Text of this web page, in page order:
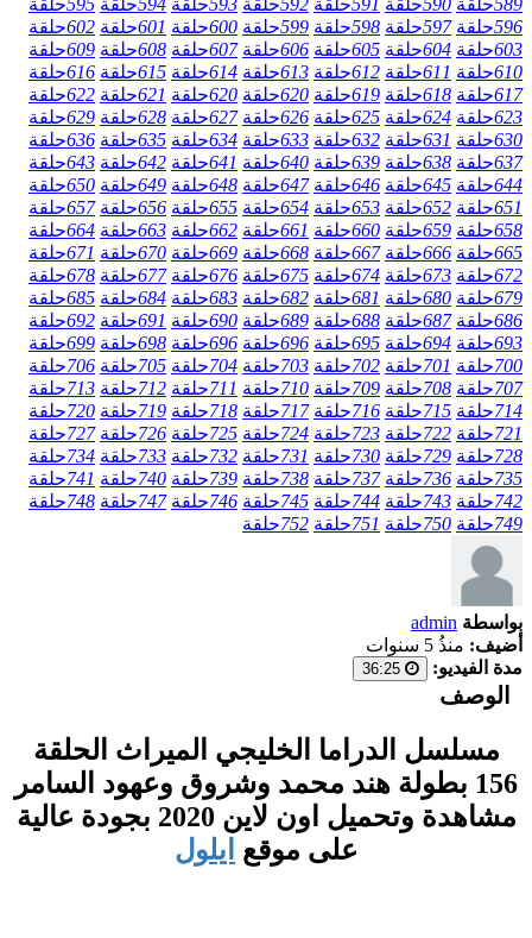
589حلقة 590حلقة 591حلقة 592حلقة 593حلقة 594حلقة 595حلقة
596حلقة 597حلقة 598حلقة 599حلقة 600حلقة 601حلقة 602حلقة
603حلقة 604حلقة 605حلقة 606حلقة 607حلقة 608حلقة 609حلقة
610حلقة 611حلقة 612حلقة 613حلقة 614حلقة 615حلقة 616حلقة
617حلقة 618حلقة 619حلقة 620حلقة 620حلقة 621حلقة 622حلقة
623حلقة 624حلقة 625حلقة 626حلقة 627حلقة 628حلقة 629حلقة
630حلقة 631حلقة 632حلقة 633حلقة 634حلقة 635حلقة 636حلقة
637حلقة 638حلقة 639حلقة 640حلقة 641حلقة 642حلقة 643حلقة
644حلقة 645حلقة 646حلقة 647حلقة 648حلقة 649حلقة 650حلقة
651حلقة 652حلقة 653حلقة 654حلقة 655حلقة 656حلقة 657حلقة
658حلقة 659حلقة 660حلقة 661حلقة 662حلقة 663حلقة 664حلقة
665حلقة 666حلقة 667حلقة 668حلقة 669حلقة 670حلقة 671حلقة
672حلقة 673حلقة 674حلقة 675حلقة 676حلقة 677حلقة 678حلقة
679حلقة 680حلقة 681حلقة 682حلقة 683حلقة 684حلقة 685حلقة
686حلقة 687حلقة 688حلقة 689حلقة 690حلقة 691حلقة 692حلقة
693حلقة 694حلقة 695حلقة 696حلقة 696حلقة 698حلقة 699حلقة
700حلقة 701حلقة 702حلقة 703حلقة 704حلقة 705حلقة 706حلقة
707حلقة 708حلقة 709حلقة 710حلقة 711حلقة 712حلقة 713حلقة
714حلقة 715حلقة 716حلقة 717حلقة 718حلقة 719حلقة 720حلقة
721حلقة 722حلقة 723حلقة 724حلقة 725حلقة 726حلقة 727حلقة
728حلقة 729حلقة 730حلقة 731حلقة 732حلقة 733حلقة 734حلقة
735حلقة 736حلقة 737حلقة 738حلقة 739حلقة 740حلقة 741حلقة
742حلقة 743حلقة 744حلقة 745حلقة 746حلقة 747حلقة 748حلقة
749حلقة 750حلقة 751حلقة 752حلقة
بواسطة admin
أضيف: منذُ 5 سنوات
مدة الفيديو:
الوصف
مسلسل الدراما الخليجي الميراث الحلقة
156 بطولة هند محمد وشروق وعهود السامر
مشاهدة وتحميل اون لاين 2020 بجودة عالية
على موقع ايلول